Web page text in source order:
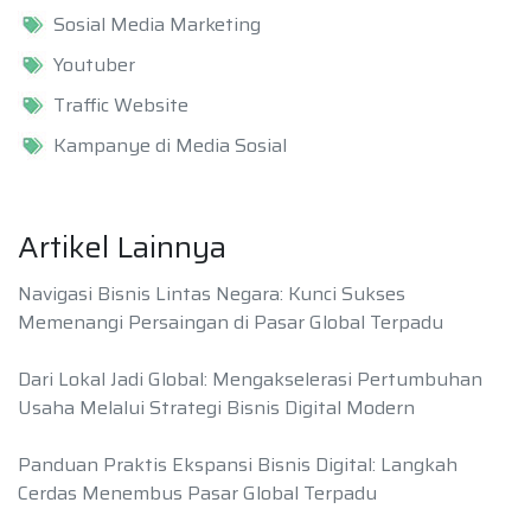
Sosial Media Marketing
Youtuber
Traffic Website
Kampanye di Media Sosial
Artikel Lainnya
Navigasi Bisnis Lintas Negara: Kunci Sukses
Memenangi Persaingan di Pasar Global Terpadu
Dari Lokal Jadi Global: Mengakselerasi Pertumbuhan
Usaha Melalui Strategi Bisnis Digital Modern
Panduan Praktis Ekspansi Bisnis Digital: Langkah
Cerdas Menembus Pasar Global Terpadu